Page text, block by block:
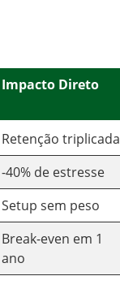
Impacto Direto
Retenção triplicada
-40% de estresse
Setup sem peso
Break-even em 1
ano